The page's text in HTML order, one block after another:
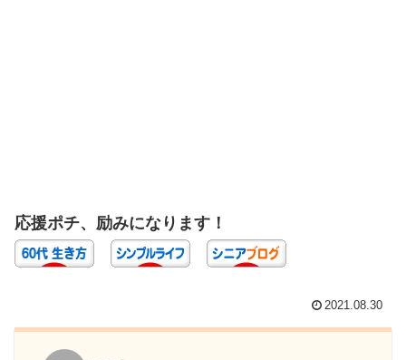
応援ポチ、励みになります！
2021.08.30